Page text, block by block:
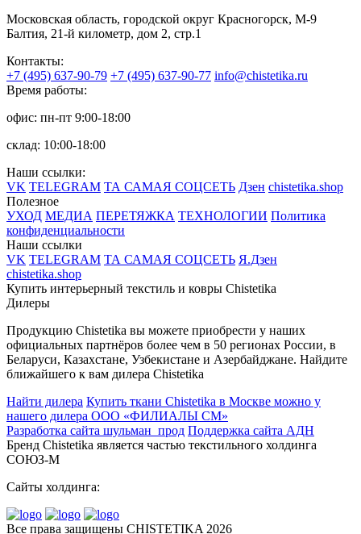
Московская область, городской округ Красногорск, М-9
Балтия, 21-й километр, дом 2, стр.1
Контакты:
+7 (495) 637-90-79 +7 (495) 637-90-77 info@chistetika.ru
Время работы:
офис: пн-пт 9:00-18:00
склад: 10:00-18:00
Наши ссылки:
VK TELEGRAM ТА САМАЯ СОЦСЕТЬ Дзен chistetika.shop
Полезное
УХОД МЕДИА ПЕРЕТЯЖКА ТЕХНОЛОГИИ Политика
конфиденциальности
Наши ссылки
VK TELEGRAM ТА САМАЯ СОЦСЕТЬ Я.Дзен
chistetika.shop
Купить интерьерный текстиль и ковры Chistetika
Дилеры
Продукцию Chistetika вы можете приобрести у наших
официальных партнёров более чем в 50 регионах России, в
Беларуси, Казахстане, Узбекистане и Азербайджане. Найдите
ближайшего к вам дилера Chistetika
Найти дилера Купить ткани Chistetika в Москве можно у
нашего дилера ООО «ФИЛИАЛЫ СМ»
Разработка сайта шульман_прод Поддержка сайта АДН
Бренд Chistetika является частью текстильного холдинга
СОЮЗ-М
Cайты холдинга:
Все права защищены CHISTETIKA 2026